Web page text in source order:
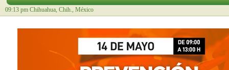
09:13 pm Chihuahua, Chih., México